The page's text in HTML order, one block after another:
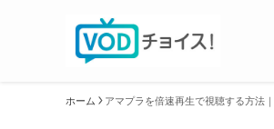
ホーム アマプラを倍速再生で視聴する方法